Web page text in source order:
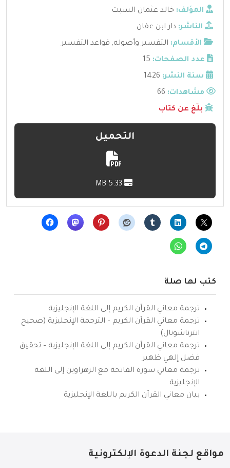
المؤلف: خالد عثمان السبت
الناشر: دار ابن عفان
الأقسام: التفسير وأصوله, قواعد التفسير
عدد الصفحات: 15
سنة النشر: 1426
مشاهدات:
بلّغ عن كتاب
التحميل
كتب لها صلة
ترجمة معاني القرآن الكريم إلى اللغة الإنجليزية
ترجمة معاني القرآن الكريم – الترجمة الإنجليزية (صحيح
انترناشونال)
ترجمة معاني القرآن الكريم إلى اللغة الإنجليزية – تحقيق
فضل إلهي ظهير
ترجمة معاني سورة الفاتحة مع الزهراوين إلى اللغة
الإنجليزية
بيان معاني القرآن الكريم باللغة الإنجليزية
مواقع لجنة الدعوة الإلكترونية